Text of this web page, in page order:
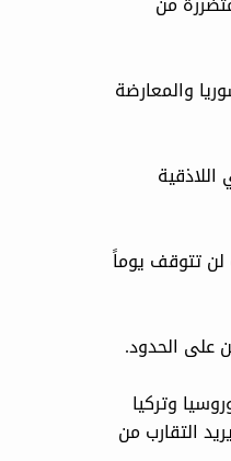
والمعارضة
لن تتوقف يوماً
على الحدود.
وتركيا
التقارب من